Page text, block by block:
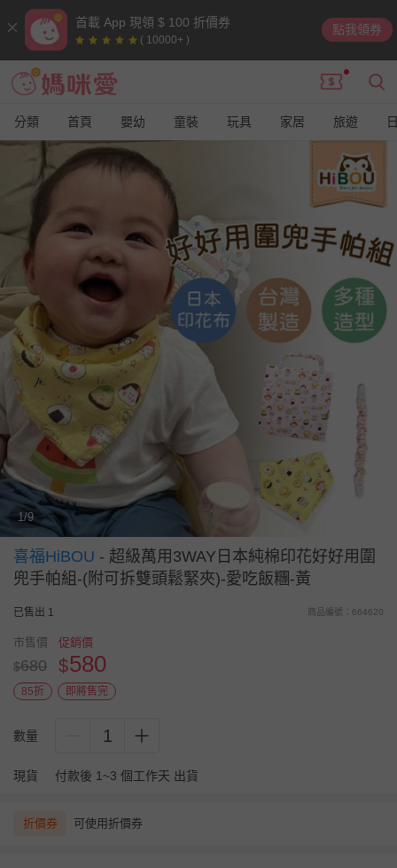
首載 App 現領 $ 100 折價券
( 10000+ )
點我領券
分類 首頁 嬰幼 童裝 玩具 家居 旅遊
1/9
喜福HiBOU - 超級萬用3WAY日本純棉印花好好用圍
兜手帕組-(附可拆雙頭鬆緊夾)-愛吃飯糰-黃
已售出 1 商品編號：664620
市售價
$680
促銷價
$580
85折 即將售完
數量 1
現貨 付款後 1~3 個工作天 出貨
折價券 可使用折價券